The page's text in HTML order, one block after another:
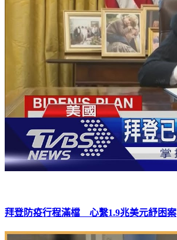
拜登防疫行程滿檔 心繫1.9兆美元紓困案